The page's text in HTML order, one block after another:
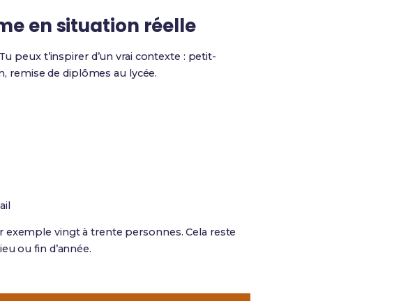
en situation réelle
peux t’inspirer d’un vrai contexte : petit-
remise de diplômes au lycée.
vingt à trente personnes. Cela reste
ou fin d’année.